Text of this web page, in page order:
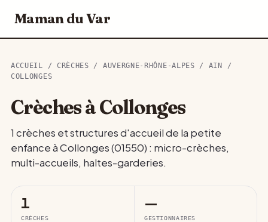
Maman du Var
ACCUEIL / CRÈCHES / AUVERGNE-RHÔNE-ALPES / AIN
/
COLLONGES
Crèches à Collonges
1 crèches et structures d'accueil de la petite
enfance à Collonges (01550) : micro-crèches,
multi-accueils, haltes-garderies.
1
CRÈCHES
—
GESTIONNAIRES